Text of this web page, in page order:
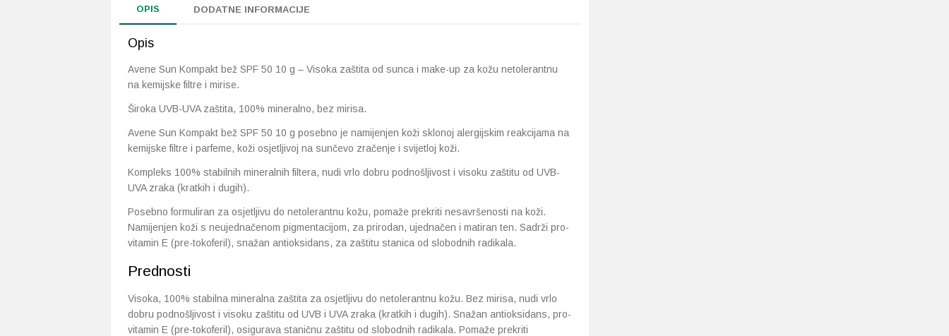
OPIS DODATNE INFORMACIJE
Opis
Avene Sun Kompakt bež SPF 50 10 g – Visoka zaštita od sunca i make-up za kožu netolerantnu
na kemijske filtre i mirise.
Široka UVB-UVA zaštita, 100% mineralno, bez mirisa.
Avene Sun Kompakt bež SPF 50 10 g posebno je namijenjen koži sklonoj alergijskim reakcijama na
kemijske filtre i parfeme, koži osjetljivoj na sunčevo zračenje i svijetloj koži.
Kompleks 100% stabilnih mineralnih filtera, nudi vrlo dobru podnošljivost i visoku zaštitu od UVB-
UVA zraka (kratkih i dugih).
Posebno formuliran za osjetljivu do netolerantnu kožu, pomaže prekriti nesavršenosti na koži.
Namijenjen koži s neujednačenom pigmentacijom, za prirodan, ujednačen i matiran ten. Sadrži pro-
vitamin E (pre-tokoferil), snažan antioksidans, za zaštitu stanica od slobodnih radikala.
Prednosti
Visoka, 100% stabilna mineralna zaštita za osjetljivu do netolerantnu kožu. Bez mirisa, nudi vrlo
dobru podnošljivost i visoku zaštitu od UVB i UVA zraka (kratkih i dugih). Snažan antioksidans, pro-
vitamin E (pre-tokoferil), osigurava staničnu zaštitu od slobodnih radikala. Pomaže prekriti